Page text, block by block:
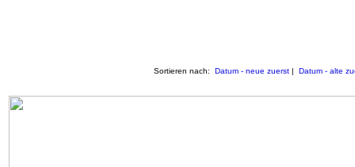
Sortieren nach: Datum - neue zuerst | Datum - alte